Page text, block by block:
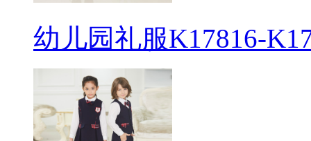
幼儿园礼服K17816-